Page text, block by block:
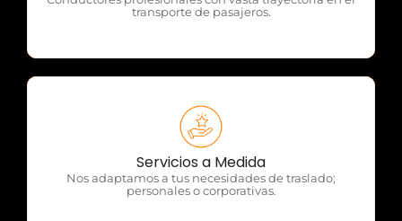
transporte de pasajeros.
Servicios a Medida
Nos adaptamos a tus necesidades de traslado;
personales o corporativas.
OTP Servicios